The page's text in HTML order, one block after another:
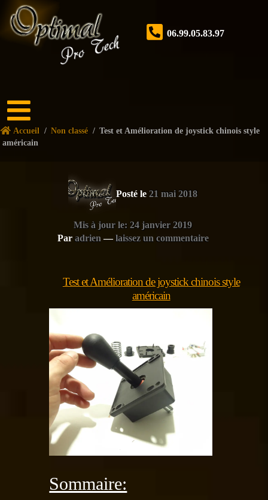
06.99.05.83.97
Accueil
Boutique
Accueil / Non classé / Test et Amélioration de joystick chinois style
américain
Posté le 21 mai 2018
Mis à jour le: 24 janvier 2019
Par adrien —laissez un commentaire
Test et Amélioration de joystick chinois style
américain
Sommaire: